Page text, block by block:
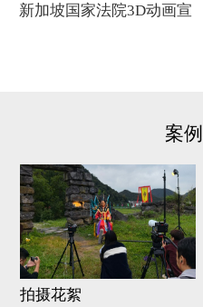
新加坡国家法院3D动画宣
案
拍摄花絮